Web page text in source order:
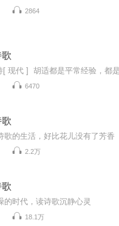
2864
6470
歌的生活，好比花儿没有了芳香
2.2万
的时代，读诗歌沉静心灵
18.1万